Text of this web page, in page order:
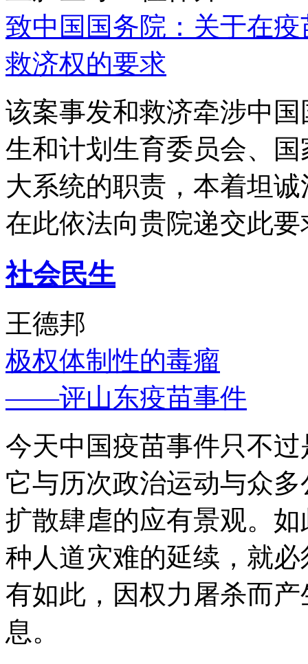
致中国国务院：关于在
救济权的要求
该案事发和救济牵涉中
生和计划生育委员会、
大系统的职责，本着坦
在此依法向贵院递交此要
社会民生
王德邦
极权体制性的毒瘤
——评山东疫苗事件
今天中国疫苗事件只不
它与历次政治运动与众
扩散肆虐的应有景观。
种人道灾难的延续，就
有如此，因权力屠杀而
息。